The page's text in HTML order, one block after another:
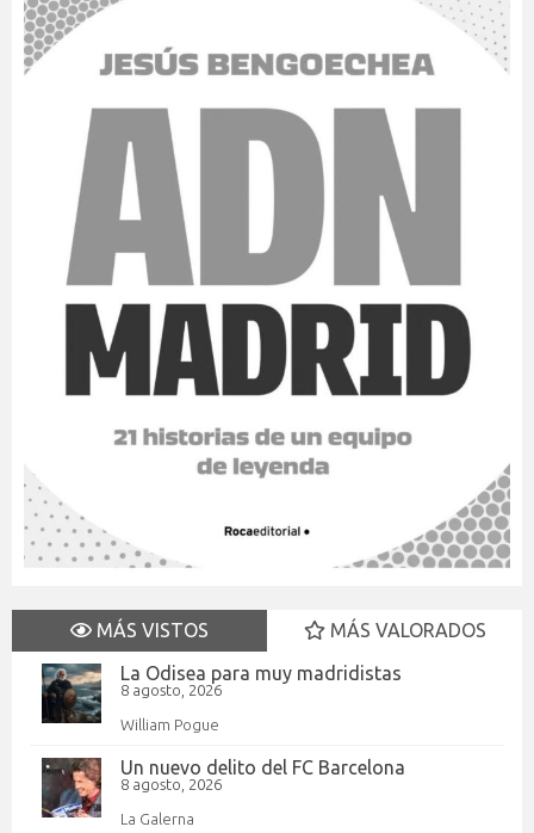
MÁS VISTOS
MÁS VALORADOS
La Odisea para muy madridistas
8 agosto, 2026
William Pogue
Un nuevo delito del FC Barcelona
8 agosto, 2026
La Galerna